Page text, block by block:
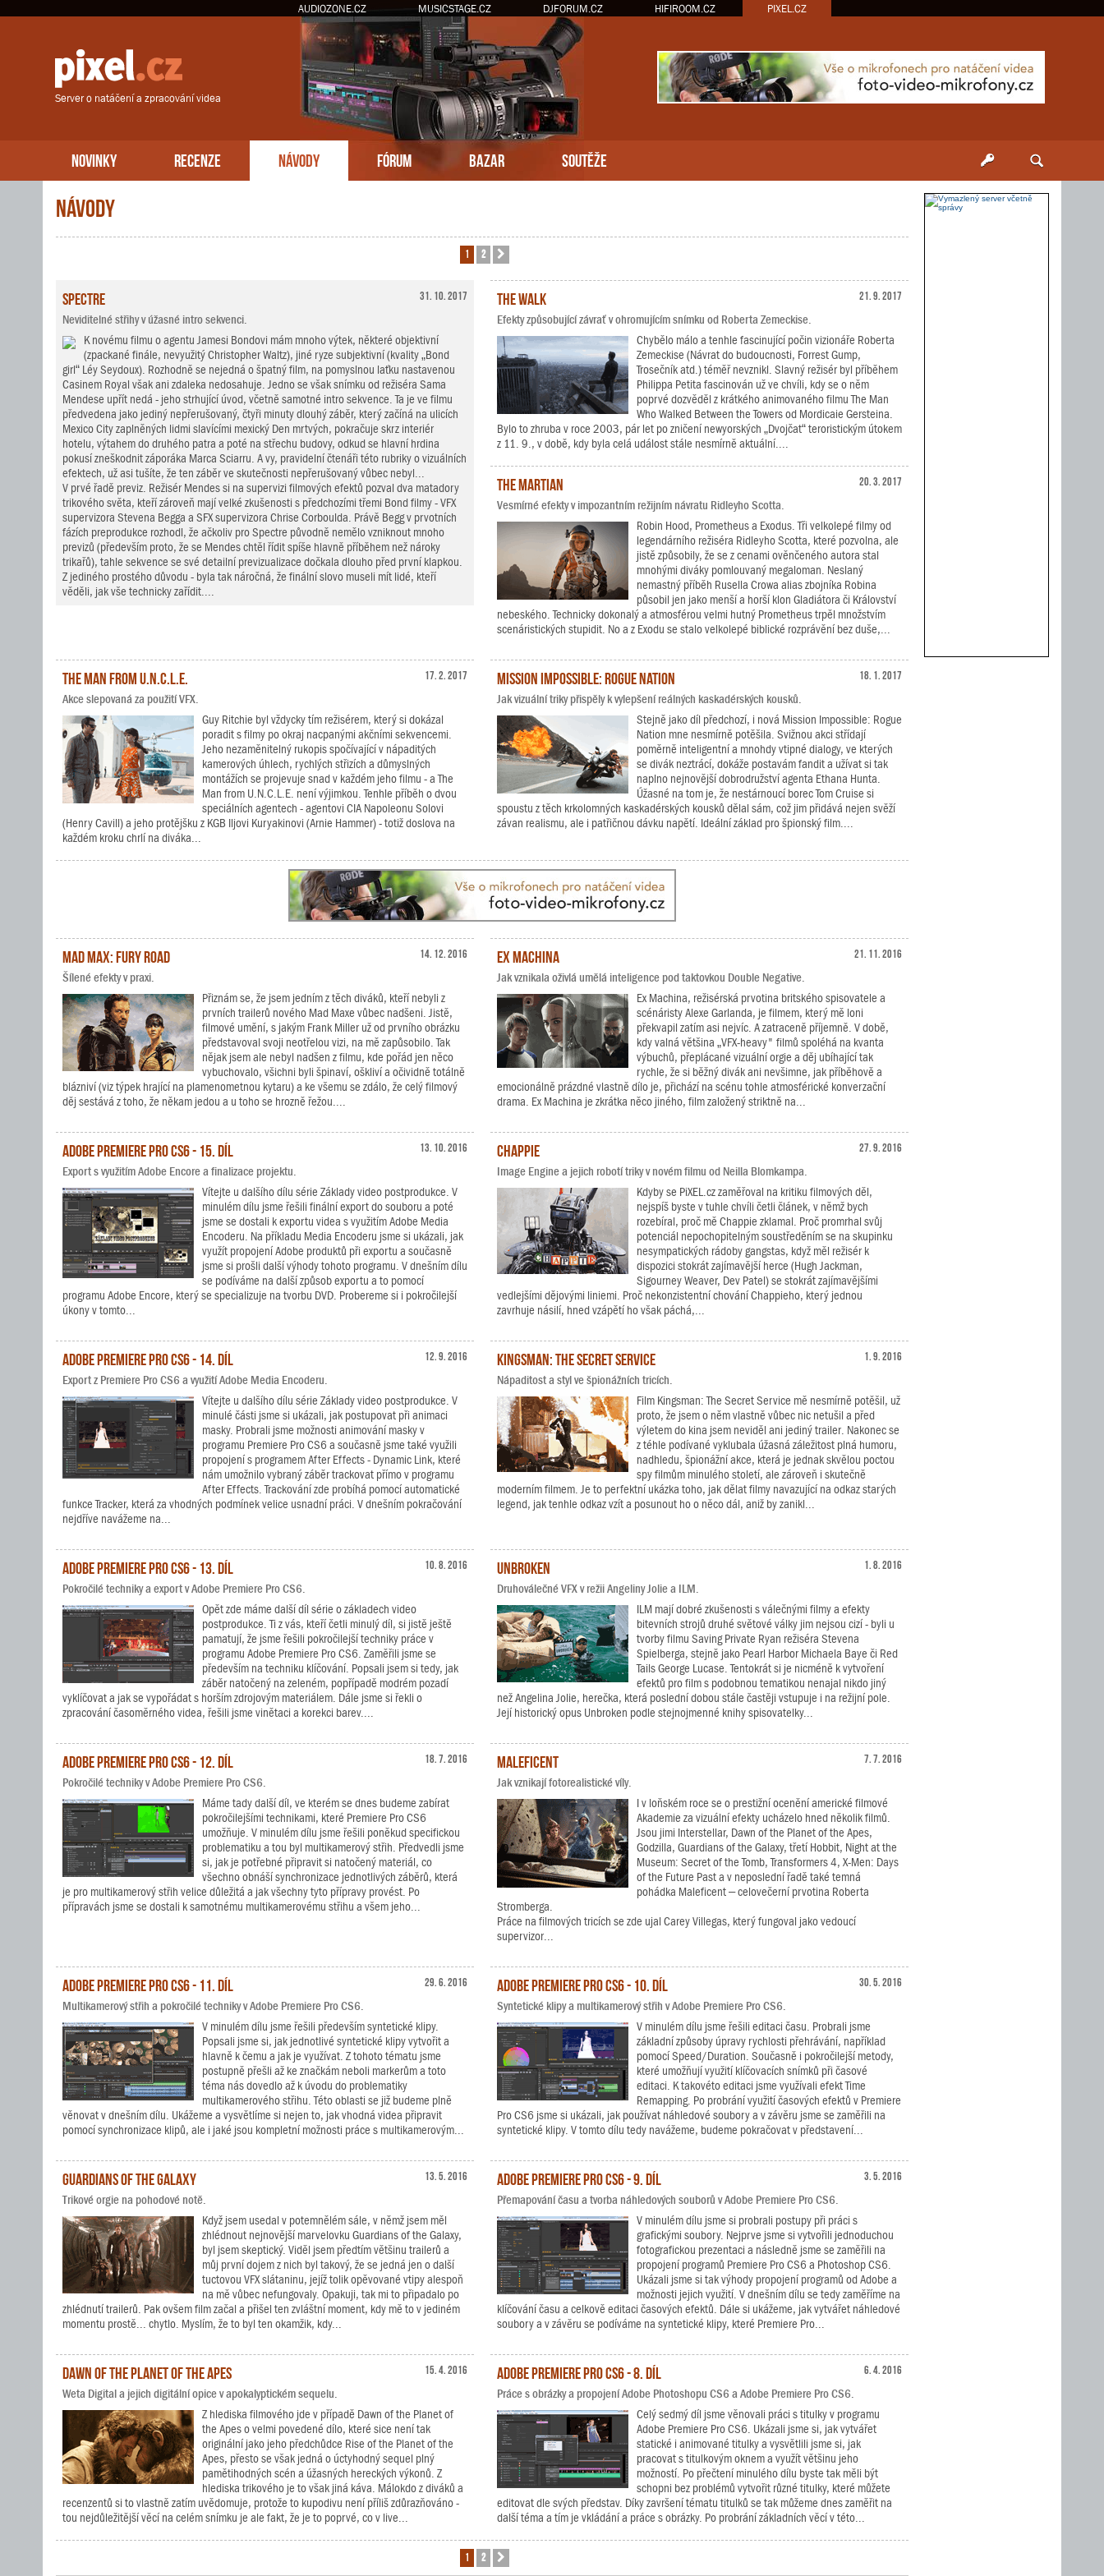
AUDIOZONE.CZ MUSICSTAGE.CZ DJFORUM.CZ HIFIROOM.CZ PIXEL.CZ
Server o natáčení a zpracování videa
NOVINKY RECENZE NÁVODY FÓRUM BAZAR SOUTĚŽE
Návody
1 2
31. 10. 2017
Spectre
Neviditelné střihy v úžasné intro sekvenci.
K novému filmu o agentu Jamesi Bondovi mám mnoho výtek, některé objektivní
(zpackané finále, nevyužitý Christopher Waltz), jiné ryze subjektivní (kvality „Bond
girl“ Léy Seydoux). Rozhodně se nejedná o špatný film, na pomyslnou laťku nastavenou
Casinem Royal však ani zdaleka nedosahuje. Jedno se však snímku od režiséra Sama
Mendese upřít nedá - jeho strhující úvod, včetně samotné intro sekvence. Ta je ve filmu
předvedena jako jediný nepřerušovaný, čtyři minuty dlouhý záběr, který začíná na ulicích
Mexico City zaplněných lidmi slavícími mexický Den mrtvých, pokračuje skrz interiér
hotelu, výtahem do druhého patra a poté na střechu budovy, odkud se hlavní hrdina
pokusí zneškodnit záporáka Marca Sciarru. A vy, pravidelní čtenáři této rubriky o vizuálních
efektech, už asi tušíte, že ten záběr ve skutečnosti nepřerušovaný vůbec nebyl...
V prvé řadě previz. Režisér Mendes si na supervizi filmových efektů pozval dva matadory
trikového světa, kteří zároveň mají velké zkušenosti s předchozími třemi Bond filmy - VFX
supervizora Stevena Begga a SFX supervizora Chrise Corboulda. Právě Begg v prvotních
fázích preprodukce rozhodl, že ačkoliv pro Spectre původně nemělo vzniknout mnoho
previzů (především proto, že se Mendes chtěl řídit spíše hlavně příběhem než nároky
trikařů), tahle sekvence se své detailní previzualizace dočkala dlouho před první klapkou.
Z jediného prostého důvodu - byla tak náročná, že finální slovo museli mít lidé, kteří
věděli, jak vše technicky zařídit....
21. 9. 2017
The Walk
Efekty způsobující závrať v ohromujícím snímku od Roberta Zemeckise.
Chybělo málo a tenhle fascinující počin vizionáře Roberta
Zemeckise (Návrat do budoucnosti, Forrest Gump,
Trosečník atd.) téměř nevznikl. Slavný režisér byl příběhem
Philippa Petita fascinován už ve chvíli, kdy se o něm
poprvé dozvěděl z krátkého animovaného filmu The Man
Who Walked Between the Towers od Mordicaie Gersteina.
Bylo to zhruba v roce 2003, pár let po zničení newyorských „Dvojčat“ teroristickým útokem
z 11. 9., v době, kdy byla celá událost stále nesmírně aktuální....
20. 3. 2017
The Martian
Vesmírné efekty v impozantním režijním návratu Ridleyho Scotta.
Robin Hood, Prometheus a Exodus. Tři velkolepé filmy od
legendárního režiséra Ridleyho Scotta, které pozvolna, ale
jistě způsobily, že se z cenami ověnčeného autora stal
mnohými diváky pomlouvaný megaloman. Neslaný
nemastný příběh Rusella Crowa alias zbojníka Robina
působil jen jako menší a horší klon Gladiátora či Království
nebeského. Technicky dokonalý a atmosférou velmi hutný Prometheus trpěl množstvím
scenáristických stupidit. No a z Exodu se stalo velkolepé biblické rozprávění bez duše,...
17. 2. 2017
The Man from U.N.C.L.E.
Akce slepovaná za použití VFX.
Guy Ritchie byl vždycky tím režisérem, který si dokázal
poradit s filmy po okraj nacpanými akčními sekvencemi.
Jeho nezaměnitelný rukopis spočívající v nápaditých
kamerových úhlech, rychlých střizích a důmyslných
montážích se projevuje snad v každém jeho filmu - a The
Man from U.N.C.L.E. není výjimkou. Tenhle příběh o dvou
speciálních agentech - agentovi CIA Napoleonu Solovi
(Henry Cavill) a jeho protějšku z KGB Iljovi Kuryakinovi (Arnie Hammer) - totiž doslova na
každém kroku chrlí na diváka...
18. 1. 2017
Mission Impossible: Rogue Nation
Jak vizuální triky přispěly k vylepšení reálných kaskadérských kousků.
Stejně jako díl předchozí, i nová Mission Impossible: Rogue
Nation mne nesmírně potěšila. Svižnou akci střídají
poměrně inteligentní a mnohdy vtipné dialogy, ve kterých
se divák neztrácí, dokáže postavám fandit a užívat si tak
naplno nejnovější dobrodružství agenta Ethana Hunta.
Úžasné na tom je, že nestárnoucí borec Tom Cruise si
spoustu z těch krkolomných kaskadérských kousků dělal sám, což jim přidává nejen svěží
závan realismu, ale i patřičnou dávku napětí. Ideální základ pro špionský film....
14. 12. 2016
Mad Max: Fury Road
Šílené efekty v praxi.
Přiznám se, že jsem jedním z těch diváků, kteří nebyli z
prvních trailerů nového Mad Maxe vůbec nadšeni. Jistě,
filmové umění, s jakým Frank Miller už od prvního obrázku
představoval svoji neotřelou vizi, na mě zapůsobilo. Tak
nějak jsem ale nebyl nadšen z filmu, kde pořád jen něco
vybuchovalo, všichni byli špinaví, oškliví a očividně totálně
blázniví (viz týpek hrající na plamenometnou kytaru) a ke všemu se zdálo, že celý filmový
děj sestává z toho, že někam jedou a u toho se hrozně řežou....
21. 11. 2016
Ex Machina
Jak vznikala oživlá umělá inteligence pod taktovkou Double Negative.
Ex Machina, režisérská prvotina britského spisovatele a
scénáristy Alexe Garlanda, je filmem, který mě loni
překvapil zatím asi nejvíc. A zatraceně příjemně. V době,
kdy valná většina „VFX-heavy" filmů spoléhá na kvanta
výbuchů, přeplácané vizuální orgie a děj ubíhající tak
rychle, že si běžný divák ani nevšimne, jak příběhově a
emocionálně prázdné vlastně dílo je, přichází na scénu tohle atmosférické konverzační
drama. Ex Machina je zkrátka něco jiného, film založený striktně na...
13. 10. 2016
Adobe Premiere Pro CS6 - 15. díl
Export s využitím Adobe Encore a finalizace projektu.
Vítejte u dalšího dílu série Základy video postprodukce. V
minulém dílu jsme řešili finální export do souboru a poté
jsme se dostali k exportu videa s využitím Adobe Media
Encoderu. Na příkladu Media Encoderu jsme si ukázali, jak
využít propojení Adobe produktů při exportu a současně
jsme si prošli další výhody tohoto programu. V dnešním dílu
se podíváme na další způsob exportu a to pomocí
programu Adobe Encore, který se specializuje na tvorbu DVD. Probereme si i pokročilejší
úkony v tomto...
27. 9. 2016
Chappie
Image Engine a jejich robotí triky v novém filmu od Neilla Blomkampa.
Kdyby se PiXEL.cz zaměřoval na kritiku filmových děl,
nejspíš byste v tuhle chvíli četli článek, v němž bych
rozebíral, proč mě Chappie zklamal. Proč promrhal svůj
potenciál nepochopitelným soustředěním se na skupinku
nesympatických rádoby gangstas, když měl režisér k
dispozici stokrát zajímavější herce (Hugh Jackman,
Sigourney Weaver, Dev Patel) se stokrát zajímavějšími
vedlejšími dějovými liniemi. Proč nekonzistentní chování Chappieho, který jednou
zavrhuje násilí, hned vzápětí ho však páchá,...
12. 9. 2016
Adobe Premiere Pro CS6 - 14. díl
Export z Premiere Pro CS6 a využití Adobe Media Encoderu.
Vítejte u dalšího dílu série Základy video postprodukce. V
minulé části jsme si ukázali, jak postupovat při animaci
masky. Probrali jsme možnosti animování masky v
programu Premiere Pro CS6 a současně jsme také využili
propojení s programem After Effects - Dynamic Link, které
nám umožnilo vybraný záběr trackovat přímo v programu
After Effects. Trackování zde probíhá pomocí automatické
funkce Tracker, která za vhodných podmínek velice usnadní práci. V dnešním pokračování
nejdříve navážeme na...
1. 9. 2016
Kingsman: The Secret Service
Nápaditost a styl ve špionážních tricích.
Film Kingsman: The Secret Service mě nesmírně potěšil, už
proto, že jsem o něm vlastně vůbec nic netušil a před
výletem do kina jsem neviděl ani jediný trailer. Nakonec se
z téhle podívané vyklubala úžasná záležitost plná humoru,
nadhledu, špionážní akce, která je jednak skvělou poctou
spy filmům minulého století, ale zároveň i skutečně
moderním filmem. Je to perfektní ukázka toho, jak dělat filmy navazující na odkaz starých
legend, jak tenhle odkaz vzít a posunout ho o něco dál, aniž by zanikl...
10. 8. 2016
Adobe Premiere Pro CS6 - 13. díl
Pokročilé techniky a export v Adobe Premiere Pro CS6.
Opět zde máme další díl série o základech video
postprodukce. Ti z vás, kteří četli minulý díl, si jistě ještě
pamatují, že jsme řešili pokročilejší techniky práce v
programu Adobe Premiere Pro CS6. Zaměřili jsme se
především na techniku klíčování. Popsali jsem si tedy, jak
záběr natočený na zeleném, popřípadě modrém pozadí
vyklíčovat a jak se vypořádat s horším zdrojovým materiálem. Dále jsme si řekli o
zpracování časoměrného videa, řešili jsme vinětaci a korekci barev....
1. 8. 2016
Unbroken
Druhoválečné VFX v režii Angeliny Jolie a ILM.
ILM mají dobré zkušenosti s válečnými filmy a efekty
bitevních strojů druhé světové války jim nejsou cizí - byli u
tvorby filmu Saving Private Ryan režiséra Stevena
Spielberga, stejně jako Pearl Harbor Michaela Baye či Red
Tails George Lucase. Tentokrát si je nicméně k vytvoření
efektů pro film s podobnou tematikou nenajal nikdo jiný
než Angelina Jolie, herečka, která poslední dobou stále častěji vstupuje i na režijní pole.
Její historický opus Unbroken podle stejnojmenné knihy spisovatelky...
18. 7. 2016
Adobe Premiere Pro CS6 - 12. díl
Pokročilé techniky v Adobe Premiere Pro CS6.
Máme tady další díl, ve kterém se dnes budeme zabírat
pokročilejšími technikami, které Premiere Pro CS6
umožňuje. V minulém dílu jsme řešili poněkud specifickou
problematiku a tou byl multikamerový střih. Předvedli jsme
si, jak je potřebné připravit si natočený materiál, co
všechno obnáší synchronizace jednotlivých záběrů, která
je pro multikamerový střih velice důležitá a jak všechny tyto přípravy provést. Po
přípravách jsme se dostali k samotnému multikamerovému střihu a všem jeho...
7. 7. 2016
Maleficent
Jak vznikají fotorealistické víly.
I v loňském roce se o prestižní ocenění americké filmové
Akademie za vizuální efekty ucházelo hned několik filmů.
Jsou jimi Interstellar, Dawn of the Planet of the Apes,
Godzilla, Guardians of the Galaxy, třetí Hobbit, Night at the
Museum: Secret of the Tomb, Transformers 4, X-Men: Days
of the Future Past a v neposlední řadě také temná
pohádka Maleficent – celovečerní prvotina Roberta
Stromberga.
Práce na filmových tricích se zde ujal Carey Villegas, který fungoval jako vedoucí
supervizor...
29. 6. 2016
Adobe Premiere Pro CS6 - 11. díl
Multikamerový střih a pokročilé techniky v Adobe Premiere Pro CS6.
V minulém dílu jsme řešili především syntetické klipy.
Popsali jsme si, jak jednotlivé syntetické klipy vytvořit a
hlavně k čemu a jak je využívat. Z tohoto tématu jsme
postupně přešli až ke značkám neboli markerům a toto
téma nás dovedlo až k úvodu do problematiky
multikamerového střihu. Této oblasti se již budeme plně
věnovat v dnešním dílu. Ukážeme a vysvětlíme si nejen to, jak vhodná videa připravit
pomocí synchronizace klipů, ale i jaké jsou kompletní možnosti práce s multikamerovým...
30. 5. 2016
Adobe Premiere Pro CS6 - 10. díl
Syntetické klipy a multikamerový střih v Adobe Premiere Pro CS6.
V minulém dílu jsme řešili editaci času. Probrali jsme
základní způsoby úpravy rychlosti přehrávání, například
pomocí Speed/Duration. Současně i pokročilejší metody,
které umožňují využití klíčovacích snímků při časové
editaci. K takovéto editaci jsme využívali efekt Time
Remapping. Po probrání využití časových efektů v Premiere
Pro CS6 jsme si ukázali, jak používat náhledové soubory a v závěru jsme se zaměřili na
syntetické klipy. V tomto dílu tedy navážeme, budeme pokračovat v představení...
13. 5. 2016
Guardians of the Galaxy
Trikové orgie na pohodové notě.
Když jsem usedal v potemnělém sále, v němž jsem měl
zhlédnout nejnovější marvelovku Guardians of the Galaxy,
byl jsem skeptický. Viděl jsem předtím většinu trailerů a
můj první dojem z nich byl takový, že se jedná jen o další
tuctovou VFX slátaninu, jejíž tolik opěvované vtipy alespoň
na mě vůbec nefungovaly. Opakuji, tak mi to připadalo po
zhlédnutí trailerů. Pak ovšem film začal a přišel ten zvláštní moment, kdy mě to v jediném
momentu prostě... chytlo. Myslím, že to byl ten okamžik, kdy...
3. 5. 2016
Adobe Premiere Pro CS6 - 9. díl
Přemapování času a tvorba náhledových souborů v Adobe Premiere Pro CS6.
V minulém dílu jsme si probrali postupy při práci s
grafickými soubory. Nejprve jsme si vytvořili jednoduchou
fotografickou prezentaci a následně jsme se zaměřili na
propojení programů Premiere Pro CS6 a Photoshop CS6.
Ukázali jsme si tak výhody propojení programů od Adobe a
možnosti jejich využití. V dnešním dílu se tedy zaměříme na
klíčování času a celkově editaci časových efektů. Dále si ukážeme, jak vytvářet náhledové
soubory a v závěru se podíváme na syntetické klipy, které Premiere Pro...
15. 4. 2016
Dawn of the Planet of the Apes
Weta Digital a jejich digitální opice v apokalyptickém sequelu.
Z hlediska filmového jde v případě Dawn of the Planet of
the Apes o velmi povedené dílo, které sice není tak
originální jako jeho předchůdce Rise of the Planet of the
Apes, přesto se však jedná o úctyhodný sequel plný
pamětihodných scén a úžasných hereckých výkonů. Z
hlediska trikového je to však jiná káva. Málokdo z diváků a
recenzentů si to vlastně zatím uvědomuje, protože to kupodivu není příliš zdůrazňováno -
tou nejdůležitější věcí na celém snímku je ale fakt, že je to poprvé, co v live...
6. 4. 2016
Adobe Premiere Pro CS6 - 8. díl
Práce s obrázky a propojení Adobe Photoshopu CS6 a Adobe Premiere Pro CS6.
Celý sedmý díl jsme věnovali práci s titulky v programu
Adobe Premiere Pro CS6. Ukázali jsme si, jak vytvářet
statické i animované titulky a vysvětlili jsme si, jak
pracovat s titulkovým oknem a využít většinu jeho
možností. Po přečtení minulého dílu byste tak měli být
schopni bez problémů vytvořit různé titulky, které můžete
editovat dle svých představ. Díky završení tématu titulků se tak můžeme dnes zaměřit na
další téma a tím je vkládání a práce s obrázky. Po probrání základních věcí v této...
1 2